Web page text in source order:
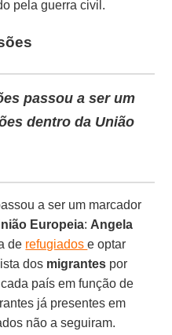
pela guerra civil.
passou a ser um
dentro da União
a ser um marcador
Europeia: Angela
de refugiadose optar
dos migrantes por
país em função de
já presentes em
não a seguiram.